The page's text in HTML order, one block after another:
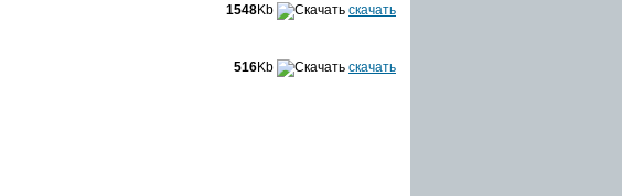
1548Kb скачать
516Kb скачать